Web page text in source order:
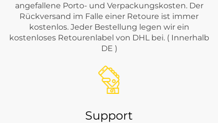
angefallene Porto- und Verpackungskosten. Der
Rückversand im Falle einer Retoure ist immer
kostenlos. Jeder Bestellung legen wir ein
kostenloses Retourenlabel von DHL bei. ( Innerhalb
DE )
Support